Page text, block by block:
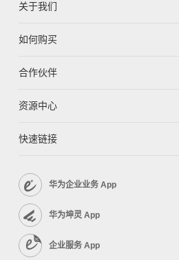
关于我们
如何购买
合作伙伴
资源中心
快速链接
华为企业业务 App
华为坤灵 App
企业服务 App